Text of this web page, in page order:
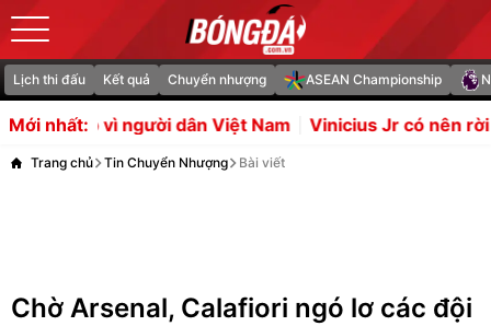
Lịch thi đấu Kết quả Chuyển nhượng ASEAN Championship
Mới nhất:
Việt Nam Vinicius Jr có nên rời Real Madrid để
Trang chủ Tin Chuyển Nhượng Bài viết
Chờ Arsenal, Calafiori ngó lơ các đội